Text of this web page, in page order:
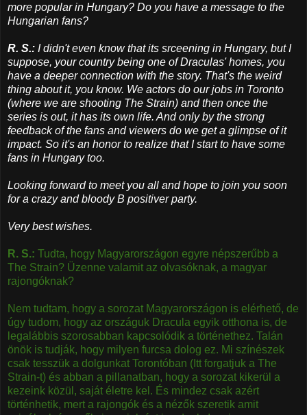
more popular in Hungary? Do you have a message to the
Hungarian fans?
R. S.: I didn't even know that its srceening in Hungary, but I
suppose, your country being one of Draculas' homes, you
have a deeper connection with the story. That's the weird
thing about it, you know. We actors do our jobs in Toronto
(where we are shooting The Strain) and then once the
series is out, it has its own life. And only by the strong
feedback of the fans and viewers do we get a glimpse of it
impact. So it's an honor to realize that I start to have some
fans in Hungary too.
Looking forward to meet you all and hope to join you soon
for a crazy and bloody B positiver party.
Very best wishes.
R. S.: Tudta, hogy Magyarországon egyre népszerűbb a
The Strain? Üzenne valamit az olvasóknak, a magyar
rajongóknak?
Nem tudtam, hogy a sorozat Magyarországon is elérhető, de
úgy tudom, hogy az országuk Dracula egyik otthona is, de
legalábbis szorosabban kapcsolódik a történethez. Talán
önök is tudják, hogy milyen furcsa dolog ez. Mi színészek
csak tesszük a dolgunkat Torontóban (Itt forgatjuk a The
Strain-t) és abban a pillanatban, hogy a sorozat kikerül a
kezeink közül, saját életre kel. És mindez csak azért
történhetik, mert a rajongók és a nézők szeretik amit